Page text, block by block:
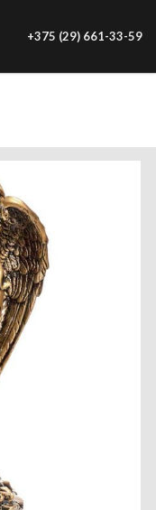
+375 (29) 661-33-59